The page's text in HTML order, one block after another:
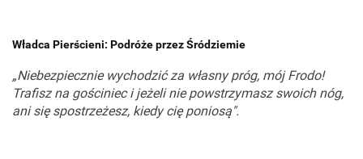
Władca Pierścieni: Podróże przez Śródziemie
„Niebezpiecznie wychodzić za własny próg, mój Frodo!
Trafisz na gościniec i jeżeli nie powstrzymasz swoich nóg,
ani się spostrzeżesz, kiedy cię poniosą".